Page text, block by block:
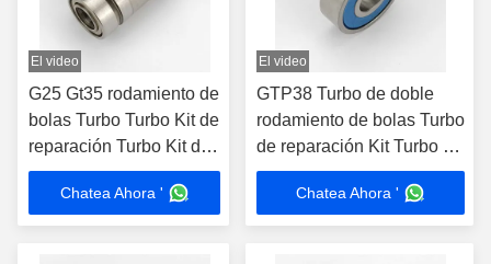
El video
G25 Gt35 rodamiento de
bolas Turbo Turbo Kit de
reparación Turbo Kit de
reconstrucción Turbo Kit
Chatea Ahora '
El video
GTP38 Turbo de doble
rodamiento de bolas Turbo
de reparación Kit Turbo de
reconstrucción Kit
Chatea Ahora '